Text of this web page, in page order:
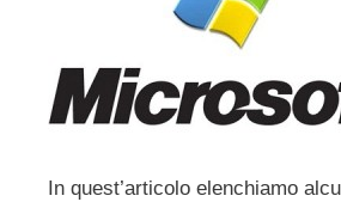
In quest’articolo elenchiamo